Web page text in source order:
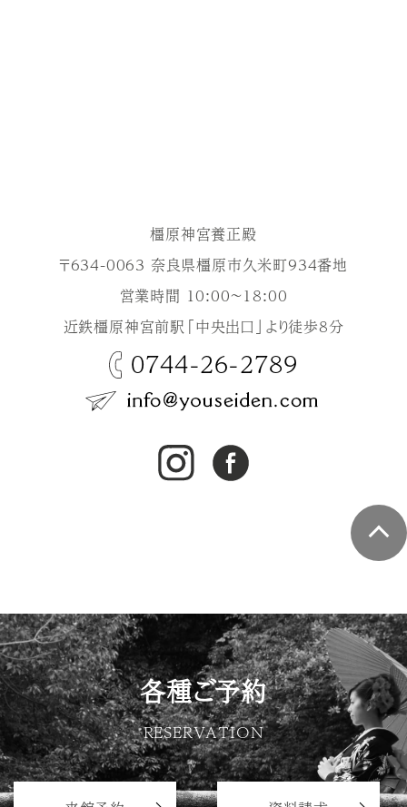
橿原神宮養正殿
〒634-0063 奈良県橿原市久米町934番地
営業時間 10:00～18:00
近鉄橿原神宮前駅「中央出口」より徒歩8分
0744-26-2789
各種ご予約
RESERVATION